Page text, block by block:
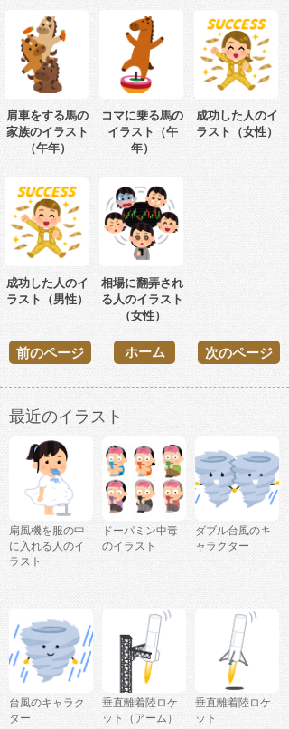
肩車をする馬の
家族のイラスト
（午年）
コマに乗る馬の
イラスト（午
年）
成功した人のイ
ラスト（女性）
成功した人のイ
ラスト（男性）
相場に翻弄され
る人のイラスト
（女性）
前のページ 次のページ
ホーム
最近のイラスト
扇風機を服の中
に入れる人のイ
ラスト
ドーパミン中毒
のイラスト
ダブル台風のキ
ャラクター
台風のキャラク
ター
垂直離着陸ロケ
ット（アーム）
垂直離着陸ロケ
ット